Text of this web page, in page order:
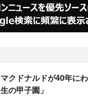
マクドナルドが40年に
生の甲子園」